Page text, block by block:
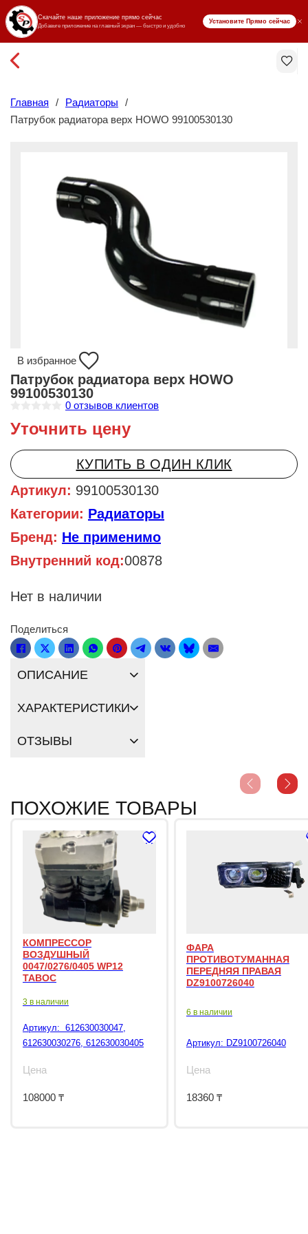
₸ KZT
Главная / Радиаторы
/
Патрубок радиатора верх HOWO 99100530130
В избранное
Патрубок радиатора верх HOWO
99100530130
ц
е
к
а
0
и
з
5
0 отзывов клиентов
Уточнить цену
КУПИТЬ В ОДИН КЛИК
Артикул: 99100530130
Категории: Радиаторы
Бренд: Не применимо
Внутренний код:00878
Нет в наличии
Поделиться
ОПИСАНИЕ
ХАРАКТЕРИСТИКИ
ОТЗЫВЫ
ПОХОЖИЕ ТОВАРЫ
КОМПРЕССОР
ВОЗДУШНЫЙ
0047/0276/0405 WP12
TABOC
3 в наличии
Артикул: 612630030047,
612630030276, 612630030405
Цена
108000 ₸
ФАРА
ПРОТИВОТУМАННАЯ
ПЕРЕДНЯЯ ПРАВАЯ
DZ9100726040
6 в наличии
Артикул: DZ9100726040
Цена
18360 ₸